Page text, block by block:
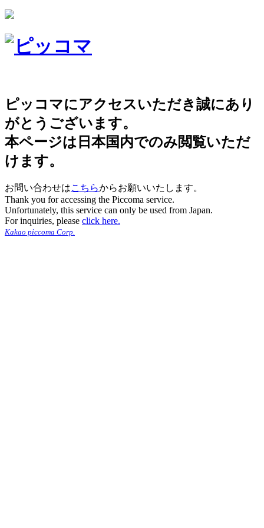
ピッコマにアクセスいただき誠にあり
がとうございます。
本ページは日本国内でのみ閲覧いただ
けます。
お問い合わせはこちらからお願いいたします。
Thank you for accessing the Piccoma service.
Unfortunately, this service can only be used from Japan.
For inquiries, please click here.
Kakao piccoma Corp.